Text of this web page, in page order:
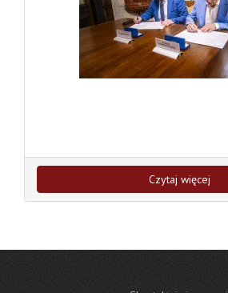
Czytaj więcej